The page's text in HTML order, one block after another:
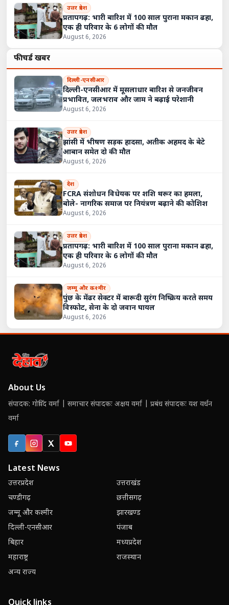
उत्तर प्रदेश
प्रतापगढ़: भारी बारिश में 100 साल पुराना मकान ढहा,
एक ही परिवार के 6 लोगों की मौत
August 6, 2026
फीचर्ड खबरें
दिल्ली-एनसीआर
दिल्ली-एनसीआर में मूसलाधार बारिश से जनजीवन
प्रभावित, जलभराव और जाम ने बढ़ाई परेशानी
August 6, 2026
उत्तर प्रदेश
झांसी में भीषण सड़क हादसा, अतीक अहमद के बेटे
आबान समेत दो की मौत
August 6, 2026
देश
FCRA संशोधन विधेयक पर शशि थरूर का हमला,
बोले- नागरिक समाज पर नियंत्रण बढ़ाने की कोशिश
August 6, 2026
उत्तर प्रदेश
प्रतापगढ़: भारी बारिश में 100 साल पुराना मकान ढहा,
एक ही परिवार के 6 लोगों की मौत
August 6, 2026
जम्मू और कश्मीर
पुंछ के मेंढर सेक्टर में बारूदी सुरंग निष्क्रिय करते समय
विस्फोट, सेना के दो जवान घायल
August 6, 2026
About Us
संपादक: गोविंद वर्मा | समाचार संपादकः अक्षय वर्मा | प्रबंध संपादकः यश वर्धन
वर्मा
FacebookInstagram
X (Twitter)
YouTube
Latest News
उत्तरप्रदेश
उत्तराखंड
चण्डीगढ़
छत्तीसगढ़
जम्मू और कश्मीर
झारखण्ड
दिल्ली-एनसीआर
पंजाब
बिहार
मध्यप्रदेश
महाराष्ट्र
राजस्थान
अन्य राज्य